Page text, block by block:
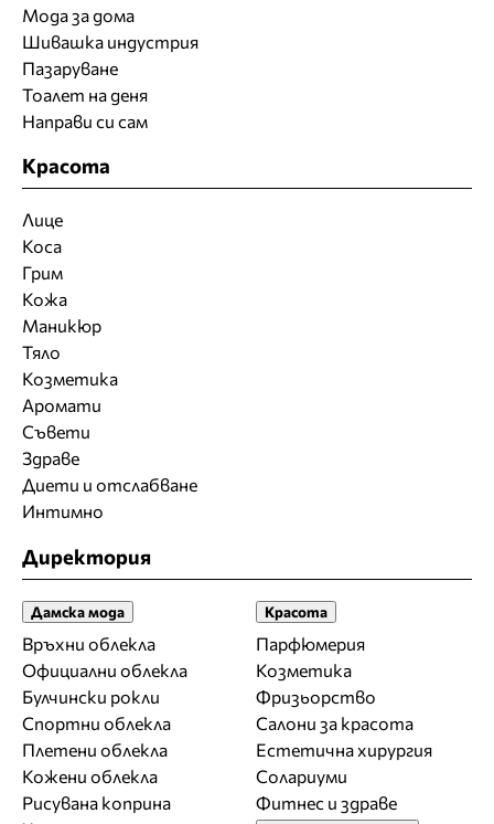
Мода за дома
Шивашка индустрия
Пазаруване
Тоалет на деня
Направи си сам
Красота
Лице
Коса
Грим
Кожа
Маникюр
Тяло
Козметика
Аромати
Съвети
Здраве
Диети и отслабване
Интимно
Директория
Дамска мода
Връхни облекла
Официални облекла
Булчински рокли
Спортни облекла
Плетени облекла
Кожени облекла
Рисувана коприна
Красота
Парфюмерия
Козметика
Фризьорство
Салони за красота
Естетична хирургия
Солариуми
Фитнес и здраве